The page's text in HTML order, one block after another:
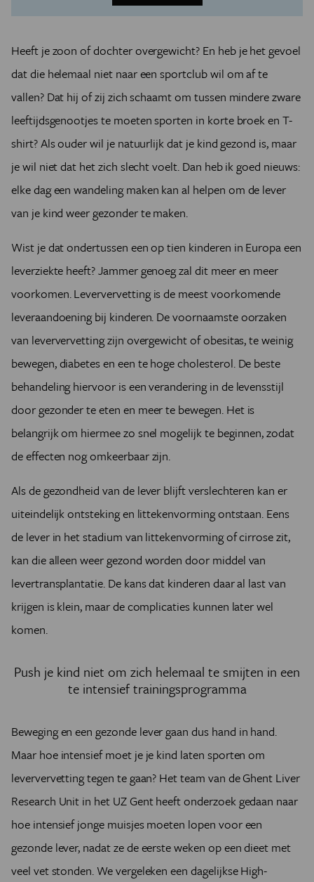
Heeft je zoon of dochter overgewicht? En heb je het gevoel
dat die helemaal niet naar een sportclub wil om af te
vallen? Dat hij of zij zich schaamt om tussen mindere zware
leeftijdsgenootjes te moeten sporten in korte broek en T-
shirt? Als ouder wil je natuurlijk dat je kind gezond is, maar
je wil niet dat het zich slecht voelt. Dan heb ik goed nieuws:
elke dag een wandeling maken kan al helpen om de lever
van je kind weer gezonder te maken.
Wist je dat ondertussen een op tien kinderen in Europa een
leverziekte heeft? Jammer genoeg zal dit meer en meer
voorkomen. Leververvetting is de meest voorkomende
leveraandoening bij kinderen. De voornaamste oorzaken
van leververvetting zijn overgewicht of obesitas, te weinig
bewegen, diabetes en een te hoge cholesterol. De beste
behandeling hiervoor is een verandering in de levensstijl
door gezonder te eten en meer te bewegen. Het is
belangrijk om hiermee zo snel mogelijk te beginnen, zodat
de effecten nog omkeerbaar zijn.
Als de gezondheid van de lever blijft verslechteren kan er
uiteindelijk ontsteking en littekenvorming ontstaan. Eens
de lever in het stadium van littekenvorming of cirrose zit,
kan die alleen weer gezond worden door middel van
levertransplantatie. De kans dat kinderen daar al last van
krijgen is klein, maar de complicaties kunnen later wel
komen.
Push je kind niet om zich helemaal te smijten in een
te intensief trainingsprogramma
Beweging en een gezonde lever gaan dus hand in hand.
Maar hoe intensief moet je je kind laten sporten om
leververvetting tegen te gaan? Het team van de Ghent Liver
Research Unit in het UZ Gent heeft onderzoek gedaan naar
hoe intensief jonge muisjes moeten lopen voor een
gezonde lever, nadat ze de eerste weken op een dieet met
veel vet stonden. We vergeleken een dagelijkse High-